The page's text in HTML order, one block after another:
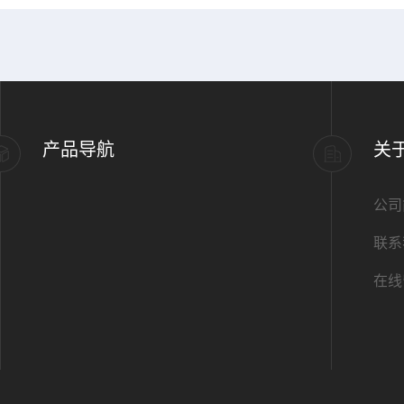
产品导航 关
公
联
在